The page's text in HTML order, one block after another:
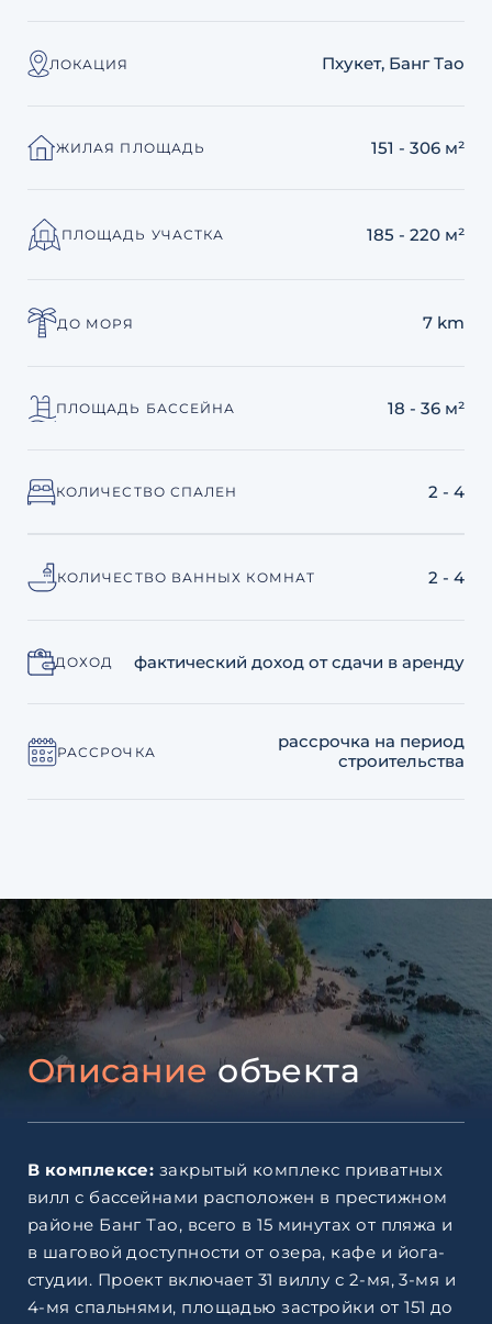
ЛОКАЦИЯ Пхукет, Банг Тао
ЖИЛАЯ ПЛОЩАДЬ 151 - 306 м²
ПЛОЩАДЬ УЧАСТКА 185 - 220 м²
ДО МОРЯ 7 km
ПЛОЩАДЬ БАССЕЙНА 18 - 36 м²
КОЛИЧЕСТВО СПАЛЕН 2 - 4
КОЛИЧЕСТВО ВАННЫХ КОМНАТ 2 - 4
ДОХОД фактический доход от сдачи в аренду
РАССРОЧКА
рассрочка на период
строительства
Описаниеобъекта
В комплексе: закрытый комплекс приватных
вилл с бассейнами расположен в престижном
районе Банг Тао, всего в 15 минутах от пляжа и
в шаговой доступности от озера, кафе и йога-
студии. Проект включает 31 виллу с 2-мя, 3-мя и
4-мя спальнями, площадью застройки от 151 до